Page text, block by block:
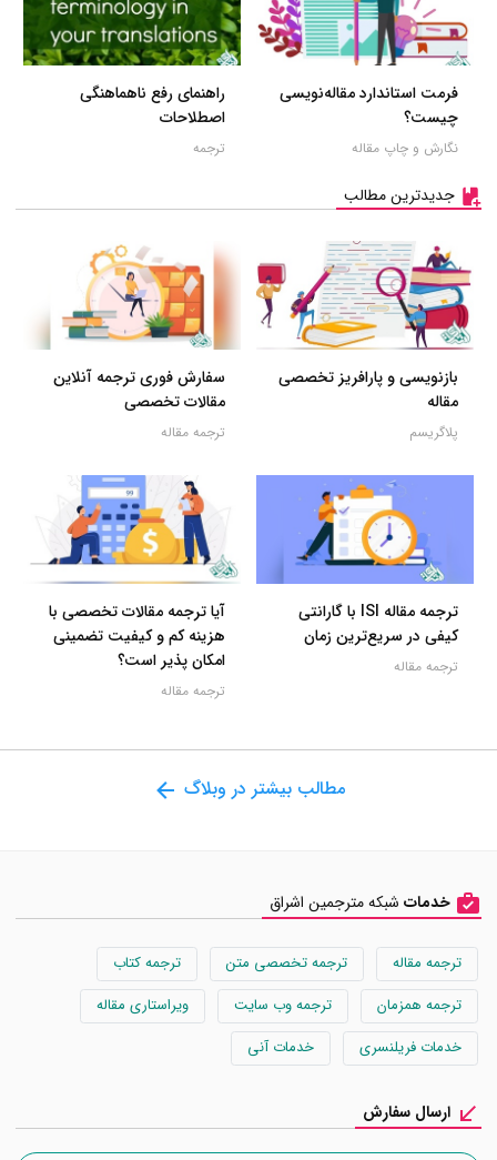
فرمت استاندارد مقاله‌نویسی
چیست؟
نگارش و چاپ مقاله
راهنمای رفع ناهماهنگی
اصطلاحات
ترجمه
جدیدترین مطالب
بازنویسی و پارافریز تخصصی
مقاله
پلاگریسم
سفارش فوری ترجمه آنلاین
مقالات تخصصی
ترجمه مقاله
ترجمه مقاله ISI با گارانتی
کیفی در سریع‌ترین زمان
ترجمه مقاله
آیا ترجمه مقالات تخصصی با
هزینه کم و کیفیت تضمینی
امکان پذیر است؟
ترجمه مقاله
مطالب بیشتر در وبلاگ
خدمات شبکه مترجمین اشراق
ترجمه مقاله ترجمه تخصصی متن
ترجمه کتاب
ترجمه همزمان
ترجمه وب سایت
ویراستاری مقاله
خدمات فریلنسری
خدمات آنی
ارسال سفارش